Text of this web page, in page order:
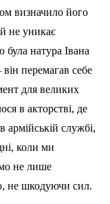
визначило його
не уникає
була натура Івана
перемагав себе
для великих
в акторстві, де
армійській службі,
коли ми
не лише
не шкодуючи сил.